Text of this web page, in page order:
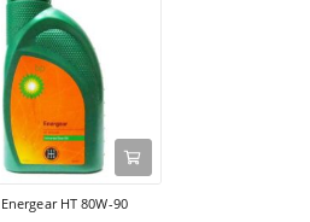
Energear HT 80W-90